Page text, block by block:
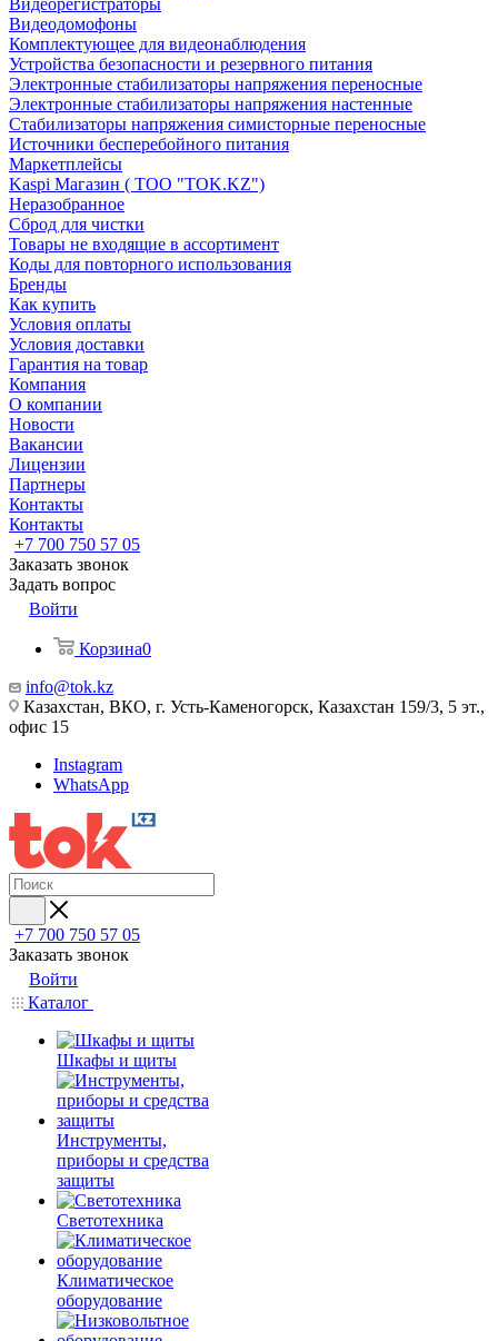
Видеорегистраторы
Видеодомофоны
Комплектующее для видеонаблюдения
Устройства безопасности и резервного питания
Электронные стабилизаторы напряжения переносные
Электронные стабилизаторы напряжения настенные
Стабилизаторы напряжения симисторные переносные
Источники бесперебойного питания
Маркетплейсы
Kaspi Магазин ( ТОО "TOK.KZ")
Неразобранное
Сброд для чистки
Товары не входящие в ассортимент
Коды для повторного использования
Бренды
Как купить
Условия оплаты
Условия доставки
Гарантия на товар
Компания
О компании
Новости
Вакансии
Лицензии
Партнеры
Контакты
Контакты
+7 700 750 57 05
Заказать звонок
Задать вопрос
Войти
Корзина0
info@tok.kz
Казахстан, ВКО, г. Усть-Каменогорск, Казахстан 159/3, 5 эт.,
офис 15
Instagram
WhatsApp
+7 700 750 57 05
Заказать звонок
Войти
Каталог
Шкафы и щиты
Инструменты,
приборы и средства
защиты
Светотехника
Климатическое
оборудование